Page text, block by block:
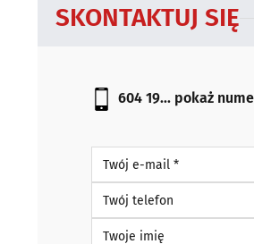
SKONTAKTUJ SIĘ
604 19... pokaż